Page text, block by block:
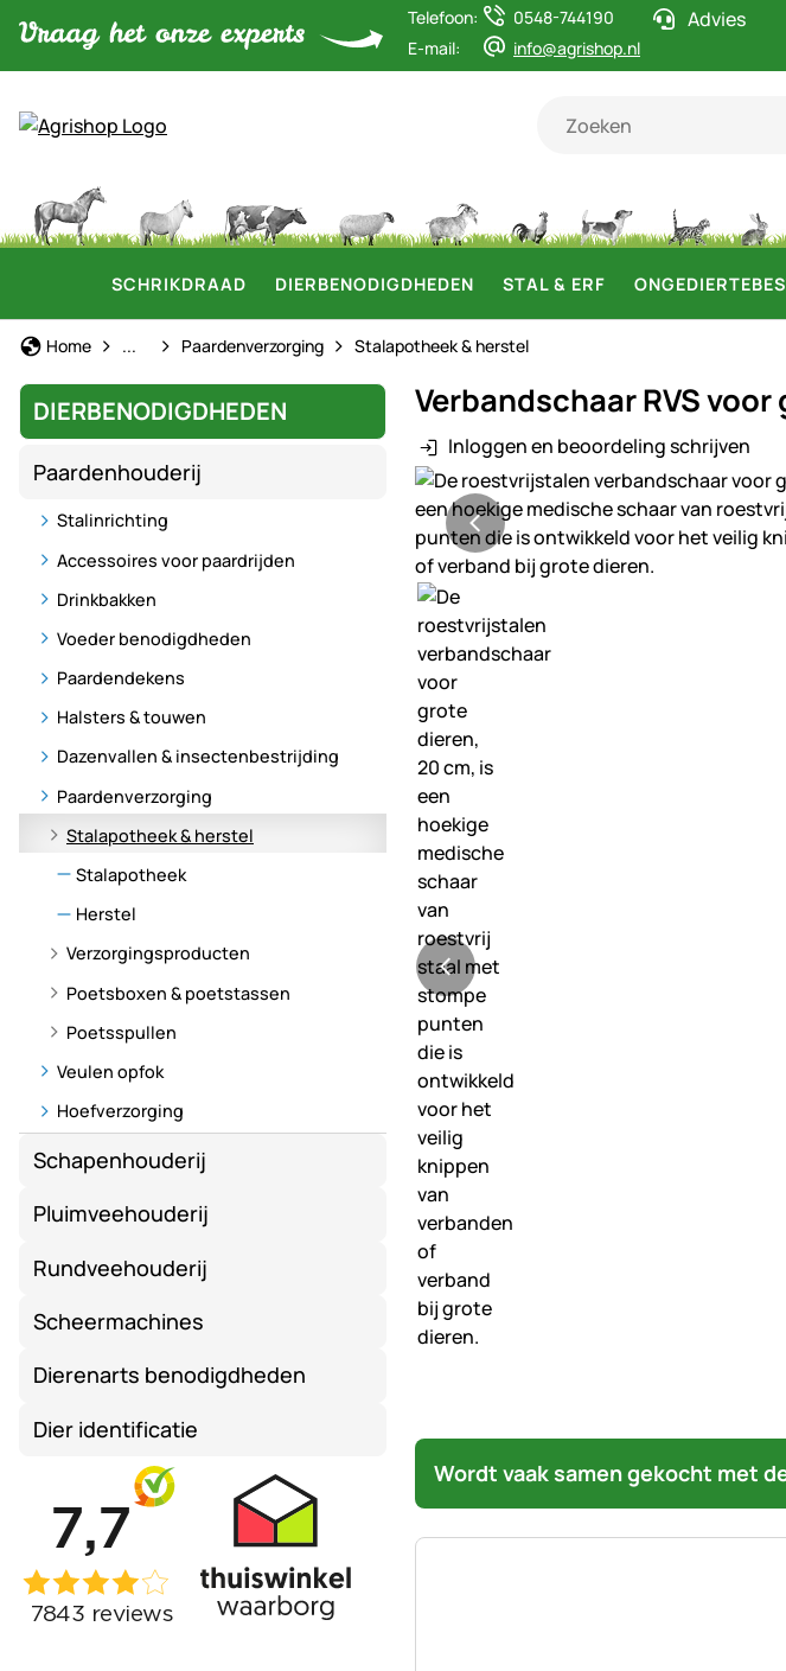
Telefoon:
0548-744190
E-mail:
info@agrishop.nl
Advies
SCHRIKDRAAD DIERBENODIGDHEDEN STAL & ERF
Home Paardenhouderij
... Paardenverzorging Stalapotheek & herstel
DIERBENODIGDHEDEN
Paardenhouderij
Stalinrichting
Accessoires voor paardrijden
Drinkbakken
Voeder benodigdheden
Paardendekens
Halsters & touwen
Dazenvallen & insectenbestrijding
Paardenverzorging
Stalapotheek & herstel
Stalapotheek
Herstel
Verzorgingsproducten
Poetsboxen & poetstassen
Poetsspullen
Veulen opfok
Hoefverzorging
Schapenhouderij
Pluimveehouderij
Rundveehouderij
Scheermachines
Dierenarts benodigdheden
Dier identificatie
Verbandschaar RVS
Inloggen en beoordeling schrijven
Productgalerij
Wordt vaak samen gekocht met